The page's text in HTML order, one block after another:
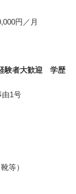
円／月
験者大歓迎 学歴
1号
等）